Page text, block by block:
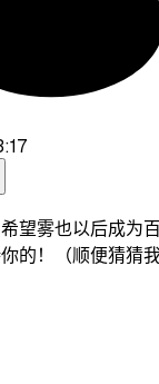
望雾也以后成为
的！（顺便猜猜